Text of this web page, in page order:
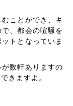
ことができ、キ
、都会の喧騒を
トとなっていま
数軒ありますの
きますよ。